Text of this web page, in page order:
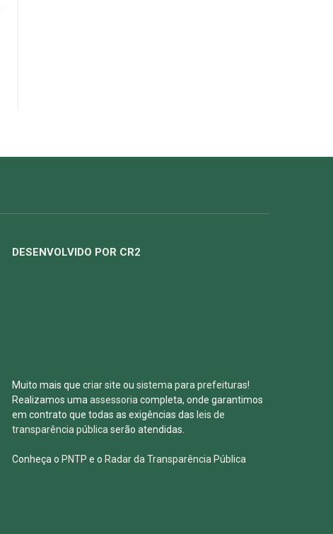
DESENVOLVIDO POR CR2
Muito mais que criar site ou sistema para prefeituras!
Realizamos umaassessoriacompleta, onde garantimos
em contrato que todas as exigências das leis de
transparência públicaserão atendidas.
Conheça o PNTP e o Radar da Transparência Pública